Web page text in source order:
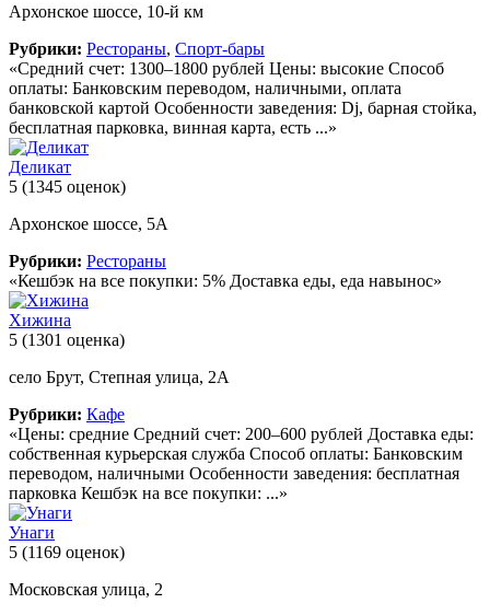
Архонское шоссе, 10-й км
Рубрики: Рестораны, Спорт-бары
«Средний счет: 1300–1800 рублей Цены: высокие Способ
оплаты: Банковским переводом, наличными, оплата
банковской картой Особенности заведения: Dj, барная стойка,
бесплатная парковка, винная карта, есть ...»
Деликат
5 (1345 оценок)
Архонское шоссе, 5А
Рубрики: Рестораны
«Кешбэк на все покупки: 5% Доставка еды, еда навынос»
Хижина
5 (1301 оценка)
село Брут, Степная улица, 2А
Рубрики: Кафе
«Цены: средние Средний счет: 200–600 рублей Доставка еды:
собственная курьерская служба Способ оплаты: Банковским
переводом, наличными Особенности заведения: бесплатная
парковка Кешбэк на все покупки: ...»
Унаги
5 (1169 оценок)
Московская улица, 2